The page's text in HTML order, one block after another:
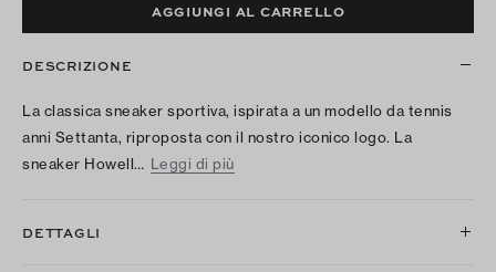
AGGIUNGI AL CARRELLO
DESCRIZIONE
La classica sneaker sportiva, ispirata a un modello da tennis
anni Settanta, riproposta con il nostro iconico logo. La
sneaker Howell… Leggi di più
DETTAGLI